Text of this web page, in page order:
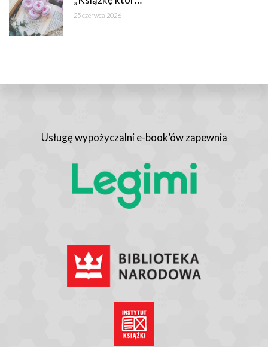
25 czerwca 2026
Usługę wypożyczalni e-book’ów zapewnia